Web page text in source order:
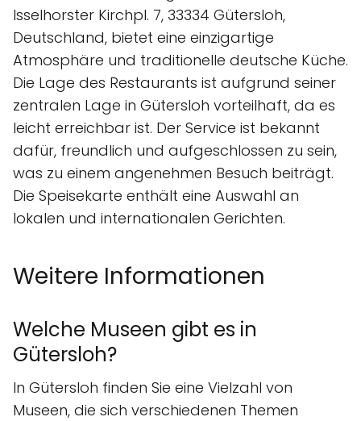
Isselhorster Kirchpl. 7, 33334 Gütersloh,
Deutschland, bietet eine einzigartige
Atmosphäre und traditionelle deutsche Küche.
Die Lage des Restaurants ist aufgrund seiner
zentralen Lage in Gütersloh vorteilhaft, da es
leicht erreichbar ist. Der Service ist bekannt
dafür, freundlich und aufgeschlossen zu sein,
was zu einem angenehmen Besuch beiträgt.
Die Speisekarte enthält eine Auswahl an
lokalen und internationalen Gerichten.
Weitere Informationen
Welche Museen gibt es in
Gütersloh?
In Gütersloh finden Sie eine Vielzahl von
Museen, die sich verschiedenen Themen